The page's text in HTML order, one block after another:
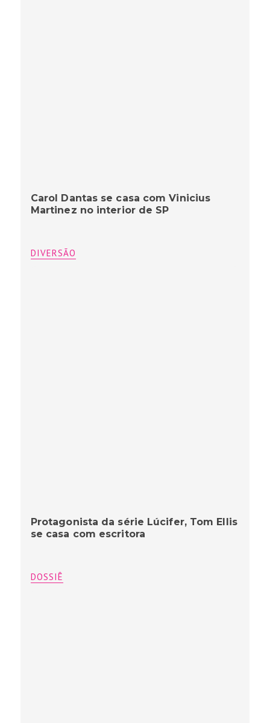
Carol Dantas se casa com Vinicius
Martinez no interior de SP
DIVERSÃO
Protagonista da série Lúcifer, Tom Ellis
se casa com escritora
DOSSIÊ